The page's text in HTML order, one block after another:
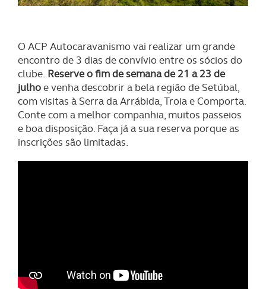
O ACP Autocaravanismo vai realizar um grande
encontro de 3 dias de convívio entre os sócios do
clube. Reserve o fim de semana de 21 a 23 de
julhoe venha descobrir a bela região de Setúbal,
com visitas à Serra da Arrábida, Troia e Comporta.
Conte com a melhor companhia, muitos passeios
e boa disposição. Faça já a sua reserva porque as
inscrições são limitadas.